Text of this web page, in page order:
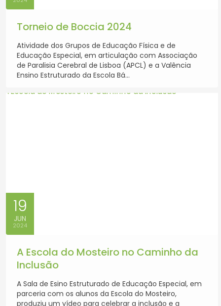
Torneio de Boccia 2024
Atividade dos Grupos de Educação Física e de
Educação Especial, em articulação com Associação
de Paralisia Cerebral de Lisboa (APCL) e a Valência
Ensino Estruturado da Escola Bá...
19
JUN
2024
A Escola do Mosteiro no Caminho da
Inclusão
A Sala de Esino Estruturado de Educação Especial, em
parceria com os alunos da Escola do Mosteiro,
produziu um vídeo para celebrar a inclusão e a